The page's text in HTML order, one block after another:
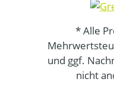
* Alle
und ggf.
nicht